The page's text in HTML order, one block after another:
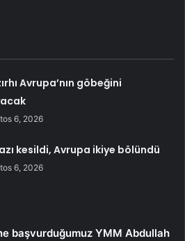
Avrupa’nın göbeğini
6, 2026
kesildi, Avrupa ikiye bölündü
6, 2026
başvurduğumuz YMM Abdullah